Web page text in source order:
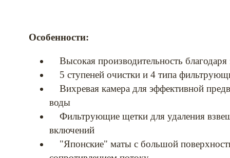
Особенности:
Высокая производительность
5 ступеней очистки и 4 типа
Вихревая камера для эффективной
воды
Фильтрующие щетки для удаления
включений
"Японские" маты с большой